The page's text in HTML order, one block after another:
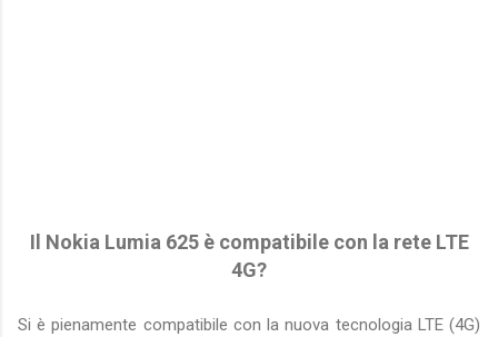
Il Nokia Lumia 625 è compatibile con la rete LTE
4G?
Si è pienamente compatibile con la nuova tecnologia LTE (4G)